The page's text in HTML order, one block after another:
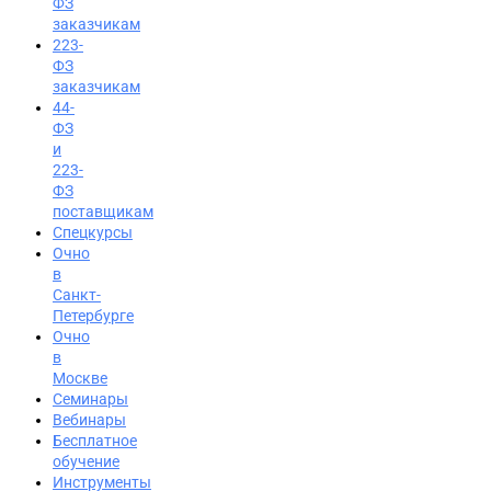
Вход на портал
8 (495) 228-47-43
заказчикам
223-
ФЗ
заказчикам
44-
ФЗ
и
223-
ФЗ
поставщикам
Спецкурсы
Очно
в
Санкт-
Петербурге
Очно
в
Москве
Семинары
Вебинары
Бесплатное
обучение
Инструменты